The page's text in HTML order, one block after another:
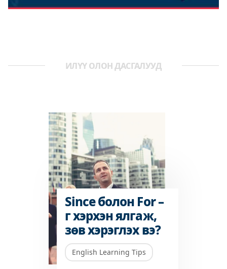
ИЛҮҮ ОЛОН ДАСГАЛУУД
Since болон For –
г хэрхэн ялгаж,
зөв хэрэглэх вэ?
English Learning Tips